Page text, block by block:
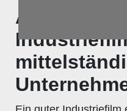
Ablauf: So